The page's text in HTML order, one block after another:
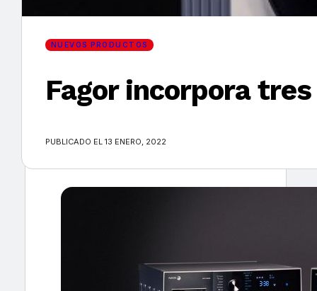
Encuentra tu noticia
NUEVOS PRODUCTOS
Fagor incorpora
PUBLICADO EL 13 ENERO, 2022